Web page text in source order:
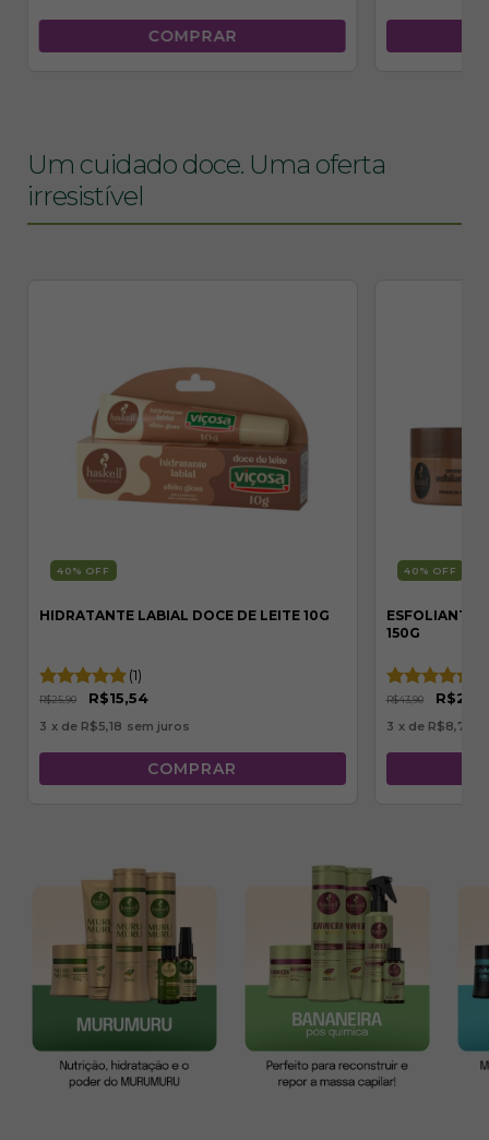
Um cuidado doce. Uma oferta
irresistível
40% OFF
HIDRATANTE LABIAL DOCE DE LEITE 10G
(1)
R$25,90 R$15,54
3 x de R$5,18 sem juros
40% OFF
ESFOLIANTE
150G
R$43,90
3 x de R$8,78